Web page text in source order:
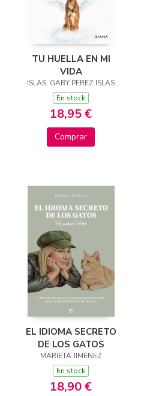
TU HUELLA EN MI
VIDA
ISLAS, GABY PEREZ ISLAS
En stock
18,95 €
Comprar
EL IDIOMA SECRETO
DE LOS GATOS
MARIETA JIMÉNEZ
En stock
18,90 €